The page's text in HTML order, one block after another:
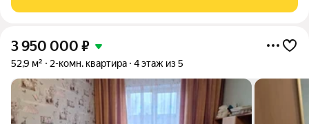
газ природный заведен
3 950 000 ₽
52,9 м² 2-комн. квартира 4 этаж из 5